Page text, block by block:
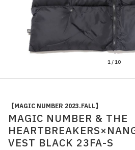
アディダス ピックアップ
ライフスタイルランニング
その他
すべてのウェア
すべてのバッグ
アディダス ピックアップ
ライフスタイルランニング
アンダーウェア
水着
すべてのウェア
すべてのバッグ
1 /10
【MAGIC NUMBER 2023.FALL】
MAGIC NUMBER & THE
VEST BLACK 23FA-S